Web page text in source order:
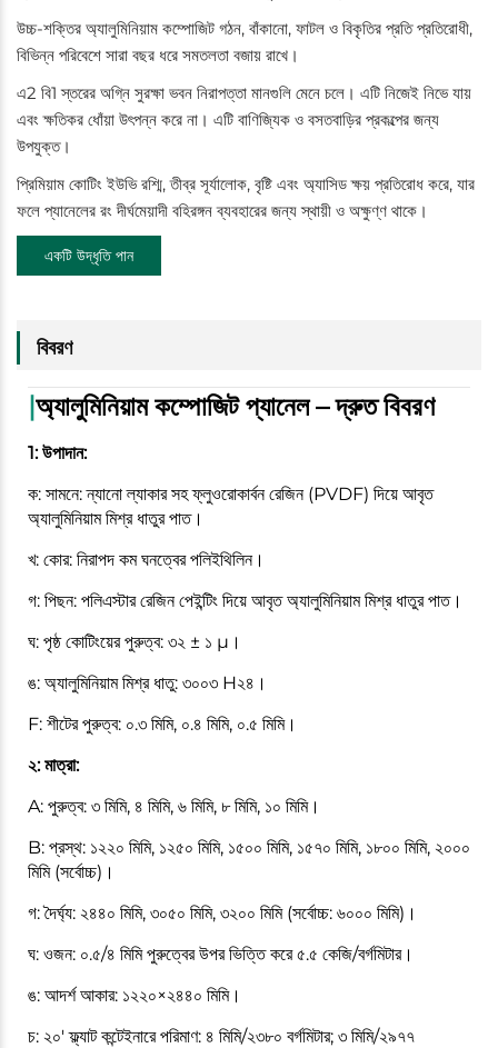
উচ্চ-শক্তির অ্যালুমিনিয়াম কম্পোজিট গঠন, বাঁকানো, ফাটল ও বিকৃতির প্রতি প্রতিরোধী,
বিভিন্ন পরিবেশে সারা বছর ধরে সমতলতা বজায় রাখে।
এ2 বি1 স্তরের অগ্নি সুরক্ষা ভবন নিরাপত্তা মানগুলি মেনে চলে। এটি নিজেই নিভে যায়
এবং ক্ষতিকর ধোঁয়া উৎপন্ন করে না। এটি বাণিজ্যিক ও বসতবাড়ির প্রকল্পের জন্য
উপযুক্ত।
প্রিমিয়াম কোটিং ইউভি রশ্মি, তীব্র সূর্যালোক, বৃষ্টি এবং অ্যাসিড ক্ষয় প্রতিরোধ করে, যার
ফলে প্যানেলের রং দীর্ঘমেয়াদী বহিরঙ্গন ব্যবহারের জন্য স্থায়ী ও অক্ষুণ্ণ থাকে।
একটি উদ্ধৃতি পান
বিবরণ
|অ্যালুমিনিয়াম কম্পোজিট প্যানেল – দ্রুত বিবরণ
1: উপাদান:
ক: সামনে: ন্যানো ল্যাকার সহ ফ্লুওরোকার্বন রেজিন (PVDF) দিয়ে আবৃত
অ্যালুমিনিয়াম মিশ্র ধাতুর পাত।
খ: কোর: নিরাপদ কম ঘনত্বের পলিইথিলিন।
গ: পিছন: পলিএস্টার রেজিন পেইন্টিং দিয়ে আবৃত অ্যালুমিনিয়াম মিশ্র ধাতুর পাত।
ঘ: পৃষ্ঠ কোটিংয়ের পুরুত্ব: ৩২ ± ১ μ।
ঙ: অ্যালুমিনিয়াম মিশ্র ধাতু: ৩০০৩ H২৪।
F: শীটের পুরুত্ব: ০.৩ মিমি, ০.৪ মিমি, ০.৫ মিমি।
২: মাত্রা:
A: পুরুত্ব: ৩ মিমি, ৪ মিমি, ৬ মিমি, ৮ মিমি, ১০ মিমি।
B: প্রস্থ: ১২২০ মিমি, ১২৫০ মিমি, ১৫০০ মিমি, ১৫৭০ মিমি, ১৮০০ মিমি, ২০০০
মিমি (সর্বোচ্চ)।
গ: দৈর্ঘ্য: ২৪৪০ মিমি, ৩০৫০ মিমি, ৩২০০ মিমি (সর্বোচ্চ: ৬০০০ মিমি)।
ঘ: ওজন: ০.৫/৪ মিমি পুরুত্বের উপর ভিত্তি করে ৫.৫ কেজি/বর্গমিটার।
ঙ: আদর্শ আকার: ১২২০×২৪৪০ মিমি।
চ: ২০' ফ্ল্যাট কন্টেইনারে পরিমাণ: ৪ মিমি/২৩৮০ বর্গমিটার; ৩ মিমি/২৯৭৭